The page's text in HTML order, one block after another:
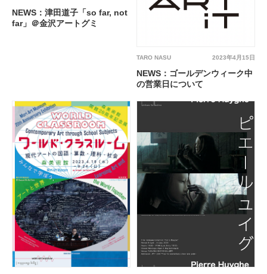
NEWS：津田道子「so far, not
far」＠金沢アートグミ
2023年4月15日
TARO NASU
NEWS：ゴールデンウィーク中
の営業日について